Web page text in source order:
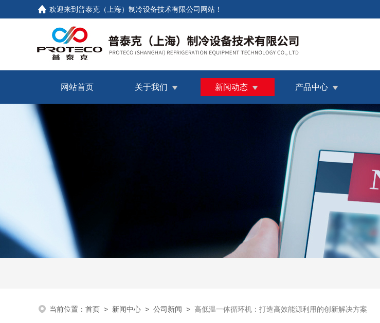
欢迎来到普泰克（上海）制冷设备技术有限公司网站！
网站首页 关于我们 新闻动态 产品中心
当前位置： 首页 > 新闻中心 > 公司新闻 > 高低温一体循环机：打造高效能源利用的创新解决方案